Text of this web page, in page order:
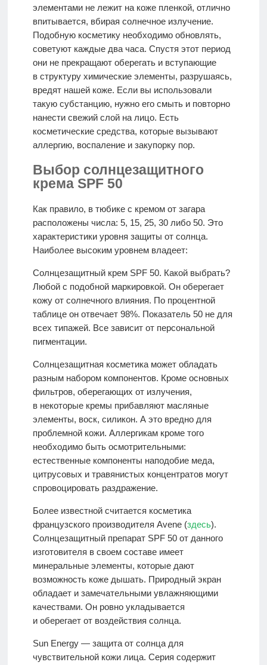
элементами не лежит на коже пленкой, отлично
впитывается, вбирая солнечное излучение.
Подобную косметику необходимо обновлять,
советуют каждые два часа. Спустя этот период
они не прекращают оберегать и вступающие
в структуру химические элементы, разрушаясь,
вредят нашей коже. Если вы использовали
такую субстанцию, нужно его смыть и повторно
нанести свежий слой на лицо. Есть
косметические средства, которые вызывают
аллергию, воспаление и закупорку пор.
Выбор солнцезащитного
крема SPF 50
Как правило, в тюбике с кремом от загара
расположены числа: 5, 15, 25, 30 либо 50. Это
характеристики уровня защиты от солнца.
Наиболее высоким уровнем владеет:
Солнцезащитный крем SPF 50. Какой выбрать?
Любой с подобной маркировкой. Он оберегает
кожу от солнечного влияния. По процентной
таблице он отвечает 98%. Показатель 50 не для
всех типажей. Все зависит от персональной
пигментации.
Солнцезащитная косметика может обладать
разным набором компонентов. Кроме основных
фильтров, оберегающих от излучения,
в некоторые кремы прибавляют масляные
элементы, воск, силикон. А это вредно для
проблемной кожи. Аллергикам кроме того
необходимо быть осмотрительными:
естественные компоненты наподобие меда,
цитрусовых и травянистых концентратов могут
спровоцировать раздражение.
Более известной считается косметика
французского производителя Avene (здесь).
Солнцезащитный препарат SPF 50 от данного
изготовителя в своем составе имеет
минеральные элементы, которые дают
возможность коже дышать. Природный экран
обладает и замечательными увлажняющими
качествами. Он ровно укладывается
и оберегает от воздействия солнца.
Sun Energy — защита от солнца для
чувствительной кожи лица. Серия содержит